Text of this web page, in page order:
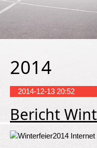
2014
2014-12-13 20:52
Bericht